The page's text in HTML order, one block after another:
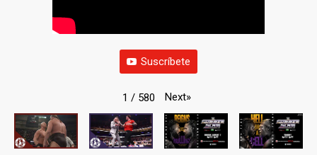
Suscríbete
1 / 580 Next»